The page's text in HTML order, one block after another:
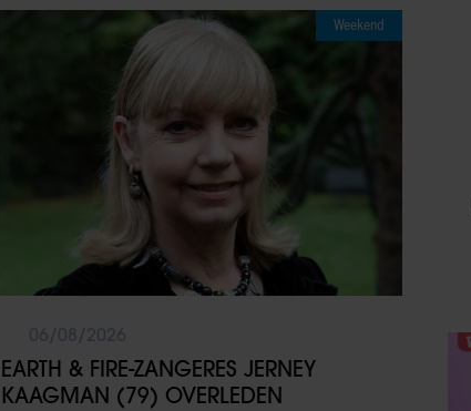
Weekend
EARTH & FIRE-ZANGERES JERNEY
KAAGMAN (79) OVERLEDEN